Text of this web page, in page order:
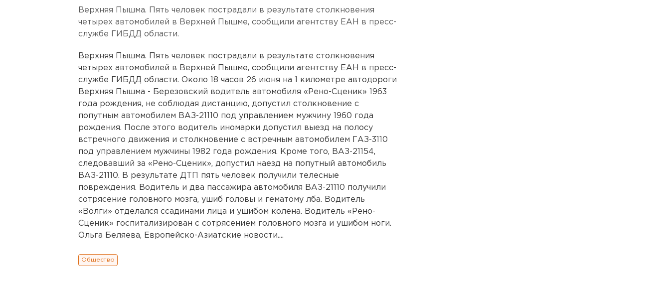
Верхняя Пышма. Пять человек пострадали в результате столкновения
четырех автомобилей в Верхней Пышме, сообщили агентству ЕАН в пресс-
службе ГИБДД области.
Верхняя Пышма. Пять человек пострадали в результате столкновения
четырех автомобилей в Верхней Пышме, сообщили агентству ЕАН в пресс-
службе ГИБДД области. Около 18 часов 26 июня на 1 километре автодороги
Верхняя Пышма - Березовский водитель автомобиля «Рено-Сценик» 1963
года рождения, не соблюдая дистанцию, допустил столкновение с
попутным автомобилем ВАЗ-21110 под управлением мужчину 1960 года
рождения. После этого водитель иномарки допустил выезд на полосу
встречного движения и столкновение с встречным автомобилем ГАЗ-3110
под управлением мужчины 1982 года рождения. Кроме того, ВАЗ-21154,
следовавший за «Рено-Сценик», допустил наезд на попутный автомобиль
ВАЗ-21110. В результате ДТП пять человек получили телесные
повреждения. Водитель и два пассажира автомобиля ВАЗ-21110 получили
сотрясение головного мозга, ушиб головы и гематому лба. Водитель
«Волги» отделался ссадинами лица и ушибом колена. Водитель «Рено-
Сценик» госпитализирован с сотрясением головного мозга и ушибом ноги.
Ольга Беляева, Европейско-Азиатские новости....
Общество